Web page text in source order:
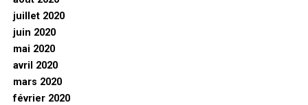
juillet 2020
juin 2020
mai 2020
avril 2020
mars 2020
février 2020